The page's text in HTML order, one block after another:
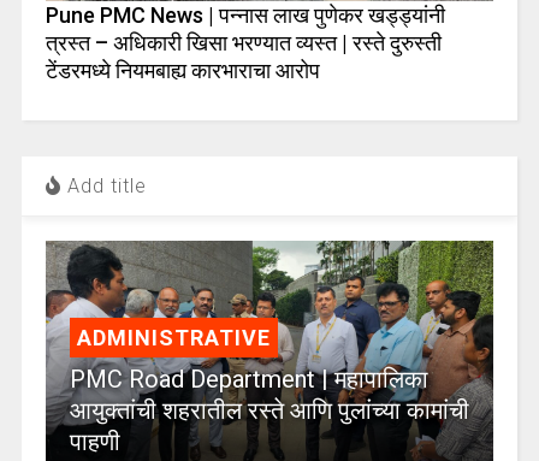
Pune PMC News | पन्नास लाख पुणेकर खड्ड्यांनी
त्रस्त – अधिकारी खिसा भरण्यात व्यस्त | रस्ते दुरुस्ती
टेंडरमध्ये नियमबाह्य कारभाराचा आरोप
Add title
ADMINISTRATIVE
PMC Road Department | महापालिका
आयुक्तांची शहरातील रस्ते आणि पुलांच्या कामांची
पाहणी